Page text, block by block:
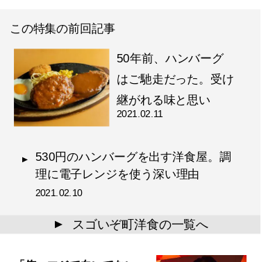
この特集の前回記事
50年前、ハンバーグ
はご馳走だった。受け
継がれる味と思い
2021.02.11
530円のハンバーグを出す洋食屋。調
理に電子レンジを使う深い理由
2021.02.10
▲ スゴいぞ町洋食の一覧へ